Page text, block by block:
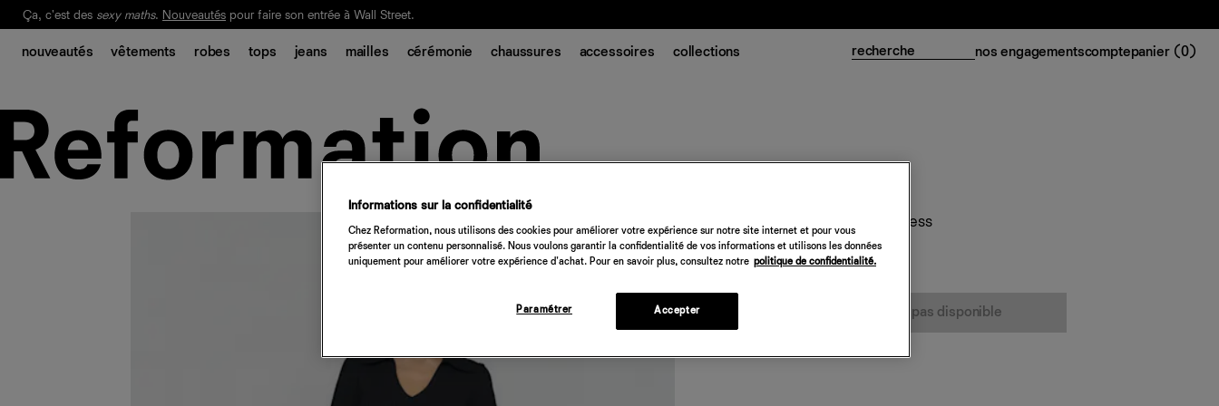
Notre Bilan Responsable 2025 est ici. Lisez-le
Ça, c'est des sexy maths. Nouveautés pour faire son entrée à Wall Street.
nouveautés vêtements robes tops jeans mailles cérémonie chaussures accessoires collections nos engagementscomptepanier (0)
Janine Cotton Sweater Mini Dress
268 €
Désolé, cet article n’est pas disponible
Informations sur la confidentialité
Chez Reformation, nous utilisons des cookies pour améliorer votre expérience sur notre site internet et pour vous
présenter un contenu personnalisé. Nous voulons garantir la confidentialité de vos informations et utilisons les données
uniquement pour améliorer votre expérience d'achat. Pour en savoir plus, consultez notre politique de confidentialité.
Paramétrer Accepter